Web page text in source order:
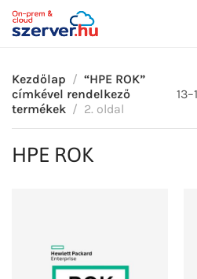
Kezdőlap
“HPE ROK”
címkével rendelkező
termékek
2. oldal
HPE ROK